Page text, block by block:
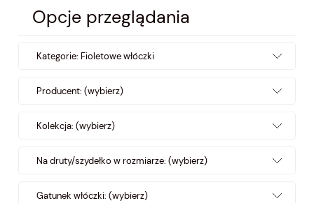
Opcje przeglądania
Kategorie: Fioletowe włóczki
Producent: (wybierz)
Kolekcja: (wybierz)
Na druty/szydełko w rozmiarze: (wybierz)
Gatunek włóczki: (wybierz)